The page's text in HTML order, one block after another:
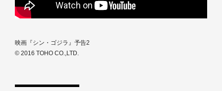
映画『シン・ゴジラ』予告2
© 2016 TOHO CO.,LTD.